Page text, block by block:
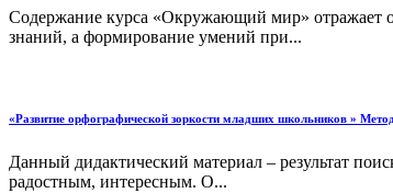
Содержание курса «Окружающий мир» отражает
знаний, а формирование умений при...
«Развитие орфографической зоркости младших школьников »
Данный дидактический материал – результат
радостным, интересным. О...